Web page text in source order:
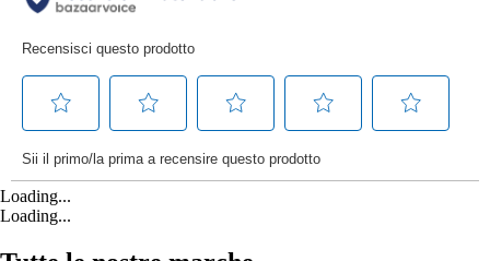
Loading...
Loading...